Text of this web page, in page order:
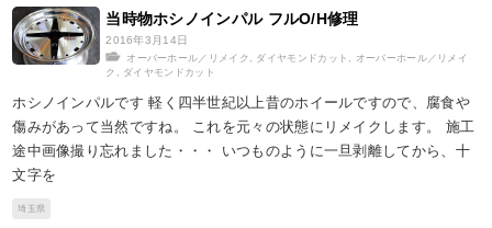
当時物ホシノインパル フルO/H修理
2016年3月14日
オーバーホール／リメイク , ダイヤモンドカット , オーバーホール／リメイ
ク , ダイヤモンドカット
ホシノインパルです 軽く四半世紀以上昔のホイールですので、腐食や
傷みがあって当然ですね。 これを元々の状態にリメイクします。 施工
途中画像撮り忘れました・・・ いつものように一旦剥離してから、十
文字を
埼玉県